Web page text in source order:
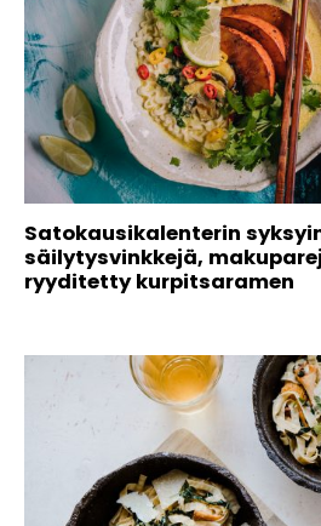
Satokausikalenterin
säilytysvinkkejä,
ryyditetty kurpitsaramen